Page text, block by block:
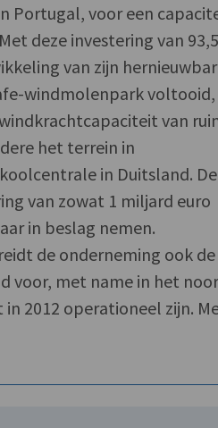
Portugal, voor een
deze investering van 93,5
van zijn
windmolenpark voltooid,
van
het terrein in
in Duitsland. De
van zowat 1 miljard euro
in beslag nemen.
de onderneming ook de
voor, met name in het
2012 operationeel zijn.